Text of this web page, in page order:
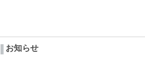
お知らせ